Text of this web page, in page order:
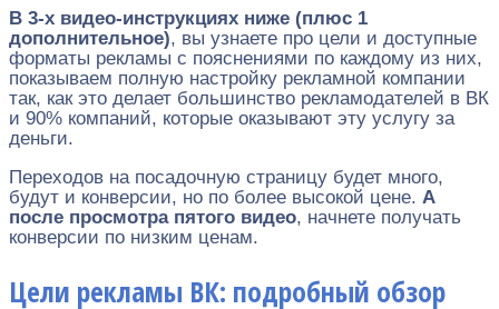
В 3-х видео-инструкциях ниже (плюс 1
дополнительное), вы узнаете про цели и доступные
форматы рекламы с пояснениями по каждому из них,
показываем полную настройку рекламной компании
так, как это делает большинство рекламодателей в ВК
и 90% компаний, которые оказывают эту услугу за
деньги.
Переходов на посадочную страницу будет много,
будут и конверсии, но по более высокой цене. А
после просмотра пятого видео, начнете получать
конверсии по низким ценам.
Цели рекламы ВК: подробный обзор